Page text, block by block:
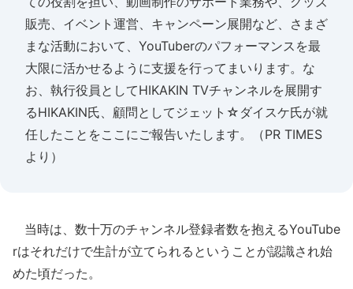
販売、イベント運営、キャンペーン展開など、さまざ
まな活動において、YouTuberのパフォーマンスを最
大限に活かせるように支援を行ってまいります。な
お、執行役員としてHIKAKIN TVチャンネルを展開す
るHIKAKIN氏、顧問としてジェット☆ダイスケ氏が就
任したことをここにご報告いたします。（PR TIMES
より）
当時は、数十万のチャンネル登録者数を抱えるYouTube
rはそれだけで生計が立てられるということが認識され始
めた頃だった。